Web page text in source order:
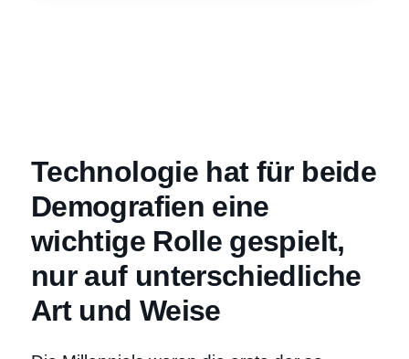
Technologie hat für beide
Demografien eine
wichtige Rolle gespielt,
nur auf unterschiedliche
Art und Weise